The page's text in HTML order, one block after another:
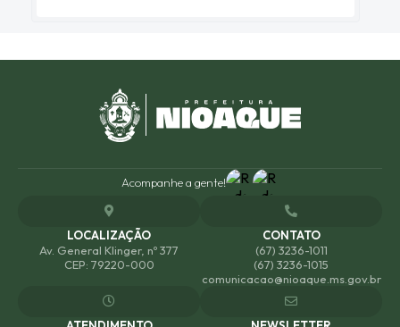
Acompanhe a gente!
LOCALIZAÇÃO
Av. General Klinger, nº 377
CEP: 79220-000
CONTATO
(67) 3236-1011
(67) 3236-1015
comunicacao@nioaque.ms.gov.br